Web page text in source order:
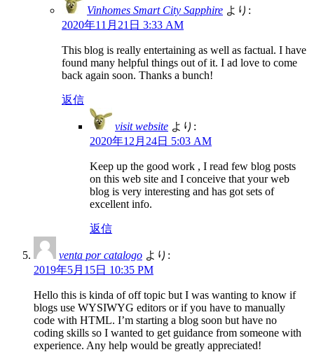
Vinhomes Smart City Sapphire より:
2020年11月21日 3:33 AM
This blog is really entertaining as well as factual. I have
found many helpful things out of it. I ad love to come
back again soon. Thanks a bunch!
返信
visit website より:
2020年12月24日 5:03 AM
Keep up the good work , I read few blog posts
on this web site and I conceive that your web
blog is very interesting and has got sets of
excellent info.
返信
venta por catalogo より:
2019年5月15日 10:35 PM
Hello this is kinda of off topic but I was wanting to know if
blogs use WYSIWYG editors or if you have to manually
code with HTML. I’m starting a blog soon but have no
coding skills so I wanted to get guidance from someone with
experience. Any help would be greatly appreciated!